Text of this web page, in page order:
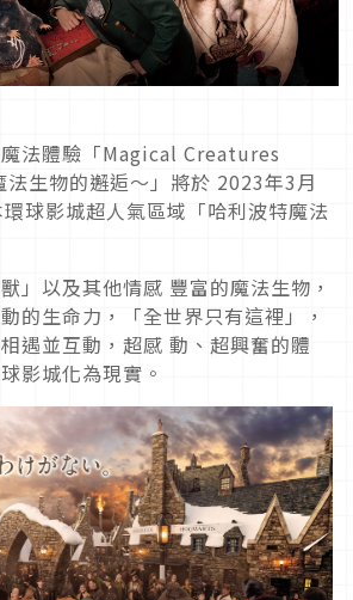
法體驗「Magical Creatures
生物的邂逅～」將於 2023年3月
球影城超人氣區域「哈利波特魔法
」以及其他情感 豐富的魔法生物，
的生命力，「全世界只有這裡」，
遇並互動，超感 動、超興奮的體
影城化為現實。